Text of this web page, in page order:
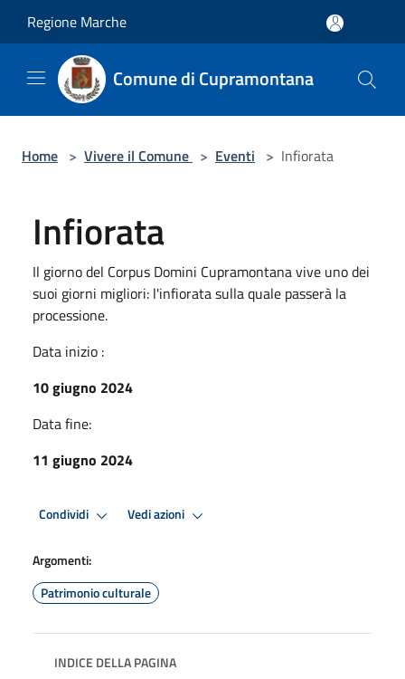
Regione Marche
Comune di Cupramontana
Home > Vivere il Comune > Eventi > Infiorata
Infiorata
Il giorno del Corpus Domini Cupramontana vive uno dei
suoi giorni migliori: l'infiorata sulla quale passerà la
processione.
Data inizio :
10 giugno 2024
Data fine:
11 giugno 2024
Condividi Vedi azioni
Argomenti:
Patrimonio culturale
INDICE DELLA PAGINA